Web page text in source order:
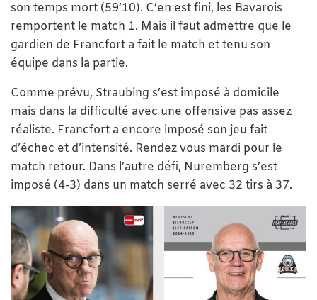
son temps mort (59’10). C’en est fini, les Bavarois
remportent le match 1. Mais il faut admettre que le
gardien de Francfort a fait le match et tenu son
équipe dans la partie.
Comme prévu, Straubing s’est imposé à domicile
mais dans la difficulté avec une offensive pas assez
réaliste. Francfort a encore imposé son jeu fait
d’échec et d’intensité. Rendez vous mardi pour le
match retour. Dans l’autre défi, Nuremberg s’est
imposé (4-3) dans un match serré avec 32 tirs à 37.